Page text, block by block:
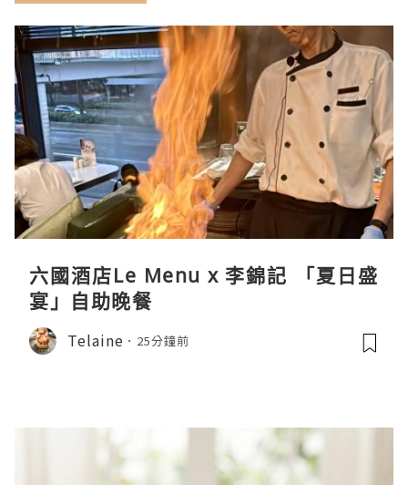
六國酒店Le Menu x 李錦記 「夏日盛
宴」自助晚餐
Telaine 25分鐘前